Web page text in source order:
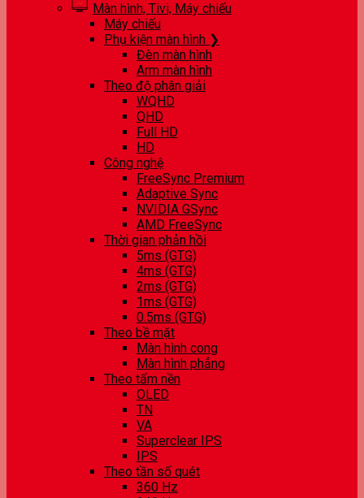
Màn hình, Tivi, Máy chiếu
Máy chiếu
Phụ kiện màn hình ❯
Đèn màn hình
Arm màn hình
Theo độ phân giải
WQHD
QHD
Full HD
HD
Công nghệ
FreeSync Premium
Adaptive Sync
NVIDIA GSync
AMD FreeSync
Thời gian phản hồi
5ms (GTG)
4ms (GTG)
2ms (GTG)
1ms (GTG)
0.5ms (GTG)
Theo bề mặt
Màn hình cong
Màn hình phẳng
Theo tấm nền
OLED
TN
VA
Superclear IPS
IPS
Theo tần số quét
360 Hz